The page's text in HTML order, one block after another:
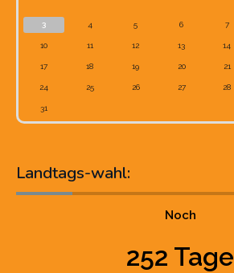
3 4 5 6 7
10 11 12 13 14
17 18 19 20 21
24 25 26 27 28
31
Landtags-wahl:
Noch
252 Tage